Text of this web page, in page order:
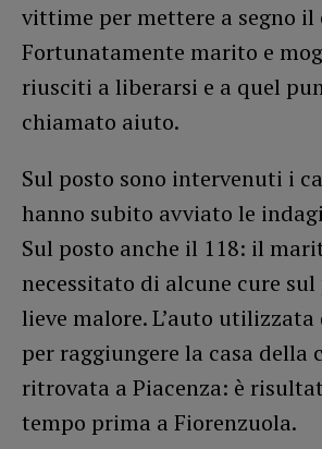
vittime per mettere a segno il
Fortunatamente marito e
riusciti a liberarsi e a quel
chiamato aiuto.
Sul posto sono intervenuti i
hanno subito avviato le
Sul posto anche il 118: il
necessitato di alcune cure
lieve malore. L’auto
per raggiungere la casa della
ritrovata a Piacenza: è
tempo prima a Fiorenzuola.